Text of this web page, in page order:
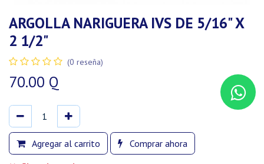
ARGOLLA NARIGUERA IVS DE 5/16" X
2 1/2"
(0 reseña)
70.00 Q
Agregar al carrito
Comprar ahora